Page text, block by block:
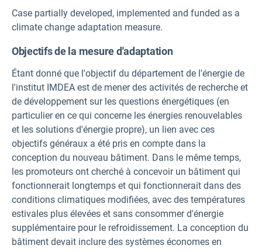
Case partially developed, implemented and funded as a
climate change adaptation measure.
Objectifs de la mesure d'adaptation
Étant donné que l'objectif du département de l'énergie de
l'institut IMDEA est de mener des activités de recherche et
de développement sur les questions énergétiques (en
particulier en ce qui concerne les énergies renouvelables
et les solutions d'énergie propre), un lien avec ces
objectifs généraux a été pris en compte dans la
conception du nouveau bâtiment. Dans le même temps,
les promoteurs ont cherché à concevoir un bâtiment qui
fonctionnerait longtemps et qui fonctionnerait dans des
conditions climatiques modifiées, avec des températures
estivales plus élevées et sans consommer d'énergie
supplémentaire pour le refroidissement. La conception du
bâtiment devait inclure des systèmes économes en